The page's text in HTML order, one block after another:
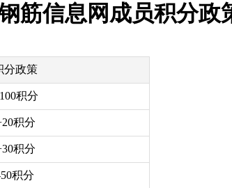
筋信息网成员积分政
分政策
积分
积分
积分
积分